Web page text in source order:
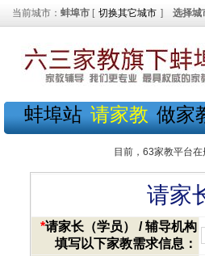
当前城市： 蚌埠市 [ 切换其它城市 ] 选择城
蚌埠站 请家教 做家
目前，63家教平台在
请家
*请家长（学员） / 辅导机构
填写以下家教需求信息：